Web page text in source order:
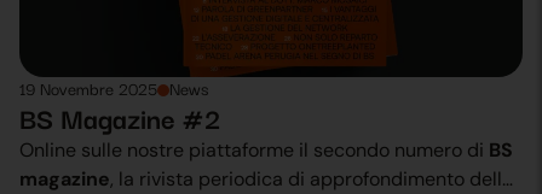
19 Novembre 2025 News
BS Magazine #2
Online sulle nostre piattaforme il secondo numero di BS
magazine, la rivista periodica di approfondimento della